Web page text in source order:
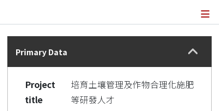
Statistics
Details
Primary Data
Project
title
培育土壤管理及作物合理化施肥
等研發人才